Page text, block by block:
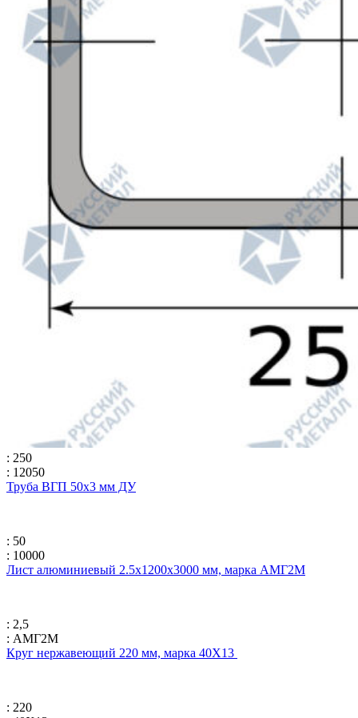
: 250
: 12050
Труба ВГП 50х3 мм ДУ
: 50
: 10000
Лист алюминиевый 2.5х1200х3000 мм, марка АМГ2М
: 2,5
: АМГ2М
Круг нержавеющий 220 мм, марка 40Х13
: 220